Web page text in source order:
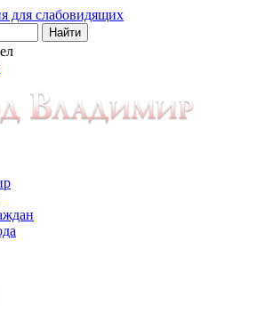
для слабовидящих